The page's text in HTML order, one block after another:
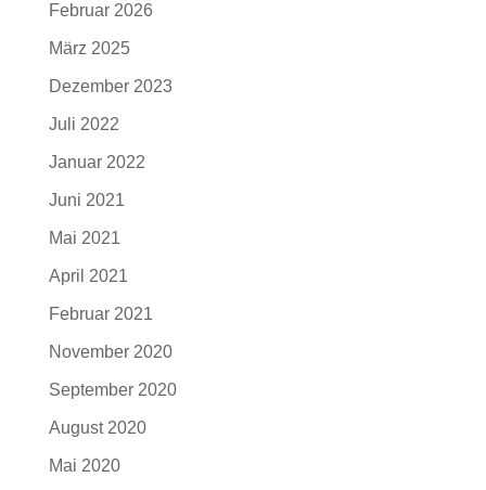
Februar 2026
März 2025
Dezember 2023
Juli 2022
Januar 2022
Juni 2021
Mai 2021
April 2021
Februar 2021
November 2020
September 2020
August 2020
Mai 2020